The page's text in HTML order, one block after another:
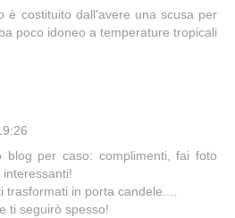
è costituito dall'avere una scusa per
poco idoneo a temperature tropicali
blog per caso: complimenti, fai foto
trasformati in porta candele....
ti seguirò spesso!